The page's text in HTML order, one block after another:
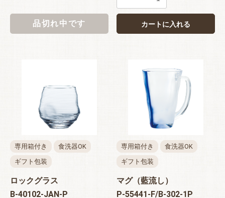
品切れ中です カートに入れる
専用箱付き
食洗器OK
ギフト包装
ロックグラス
B-40102-JAN-P
専用箱付き
食洗器OK
ギフト包装
マグ（藍流し）
P-55441-F/B-302-1P